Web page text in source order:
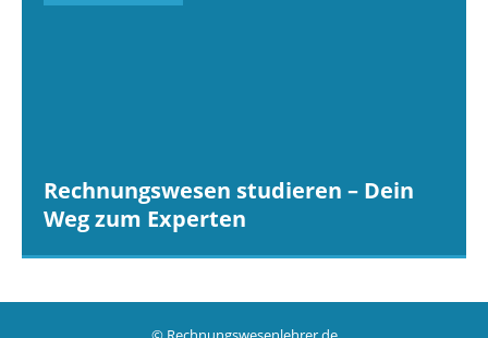
Rechnungswesen studieren – Dein
Weg zum Experten